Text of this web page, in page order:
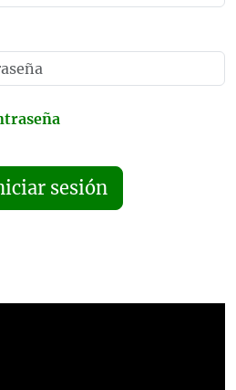
sesión